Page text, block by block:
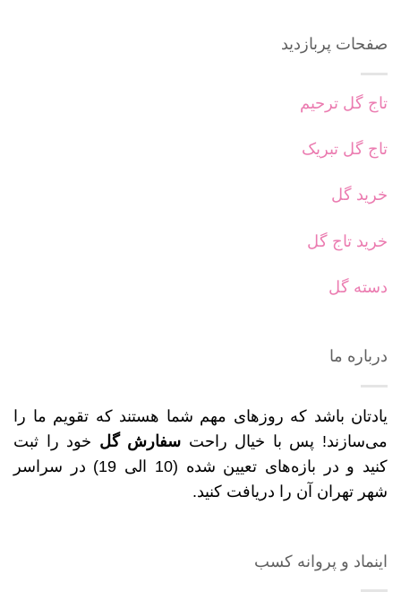
صفحات پربازدید
تاج گل ترحیم
تاج گل تبریک
خرید گل
خرید تاج گل
دسته گل
درباره ما
یادتان باشد که روزهای مهم شما هستند که تقویم ما را
می‌سازند! پس با خیال راحت سفارش گل خود را ثبت
کنید و در بازه‌های تعیین شده (10 الی 19) در سراسر
شهر تهران آن را دریافت کنید.
اینماد و پروانه کسب